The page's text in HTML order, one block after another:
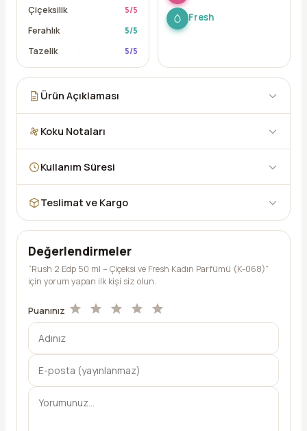
Çiçeksilik 5/5
Ferahlık 5/5
Tazelik 5/5
Fresh
Ürün Açıklaması
Koku Notaları
Kullanım Süresi
Teslimat ve Kargo
Değerlendirmeler
“Rush 2 Edp 50 ml – Çiçeksi ve Fresh Kadın Parfümü (K-068)”
için yorum yapan ilk kişi siz olun.
Puanınız